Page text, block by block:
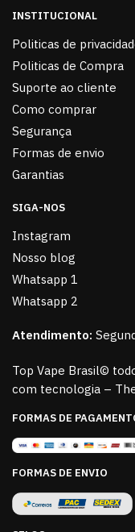
INSTITUCIONAL
Politicas de
Politicas de Compra
Suporte ao cliente
Como comprar
Segurança
Formas de envio
Garantias
SIGA-NOS
Instagram
Nosso blog
Whatsapp 1
Whatsapp 2
Atendimento:
Top Vape Brasil©
com tecnologia –
FORMAS DE
FORMAS DE ENVIO